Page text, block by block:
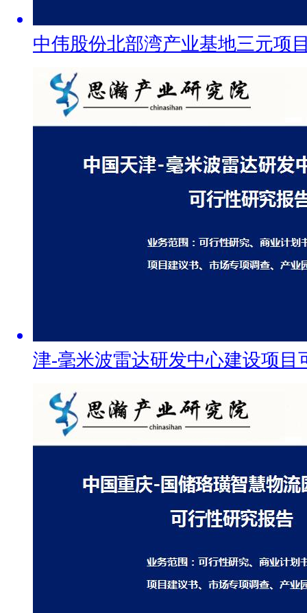
中伟股份北部湾产业基地三元项
津-毫米波雷达研发中心建设项目